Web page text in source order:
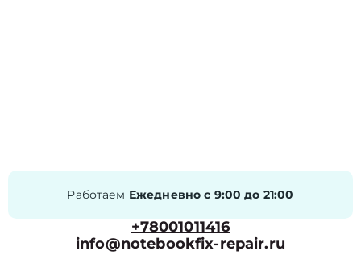
Работаем Ежедневно с 9:00 до 21:00
+78001011416
info@notebookfix-repair.ru